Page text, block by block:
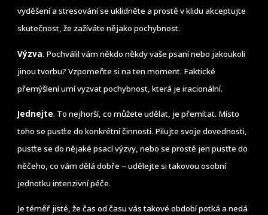
vyděšení a stresování se uklidněte a prostě v klidu akceptujte
skutečnost, že zažíváte nějako pochybnost.
Výzva. Pochválil vám někdo někdy vaše psaní nebo jakoukoli
jinou tvorbu? Vzpomeňte si na ten moment. Faktické
přemýšlení umí vyzvat pochybnost, která je iracionální.
Jednejte. To nejhorší, co můžete udělat, je přemítat. Místo
toho se pusťte do konkrétní činnosti. Pilujte svoje dovednosti,
pusťte se do nějaké psací výzvy, nebo se prostě jen pusťte do
něčeho, co vám dělá dobře – udělejte si takovou osobní
jednotku intenzivní péče.
Je téměř jisté, že čas od času vás takové období potká a nedá